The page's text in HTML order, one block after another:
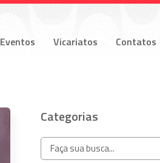
Eventos Vicariatos Contatos
Categorias